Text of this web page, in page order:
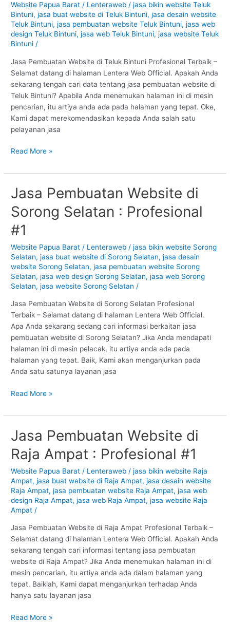
Website Papua Barat / Lenteraweb /jasa bikin website Teluk
Bintuni,jasa buat website di Teluk Bintuni,jasa desain website
Teluk Bintuni,jasa pembuatan website Teluk Bintuni,jasa web
design Teluk Bintuni,jasa web Teluk Bintuni,jasa website Teluk
Bintuni /
Jasa Pembuatan Website di Teluk Bintuni Profesional Terbaik –
Selamat datang di halaman Lentera Web Official. Apakah Anda
sekarang tengah cari data tentang jasa pembuatan website di
Teluk Bintuni? Apabila Anda menemukan halaman ini di mesin
pencarian, itu artiya anda ada pada halaman yang tepat. Oke,
Kami dapat merekomendasikan kepada Anda salah satu
pelayanan jasa
Teluk
Bintuni
:
Profesional
Read More »
Jasa Pembuatan Website di
Sorong Selatan : Profesional
#1
Website Papua Barat / Lenteraweb /jasa bikin website Sorong
Selatan,jasa buat website di Sorong Selatan,jasa desain
website Sorong Selatan,jasa pembuatan website Sorong
Selatan,jasa web design Sorong Selatan,jasa web Sorong
Selatan,jasa website Sorong Selatan /
Jasa Pembuatan Website di Sorong Selatan Profesional
Terbaik – Selamat datang di halaman Lentera Web Official.
Apa Anda sekarang sedang cari informasi berkaitan jasa
pembuatan website di Sorong Selatan? Jika Anda mendapati
halaman ini di mesin pelacak, itu artiya anda ada pada
halaman yang tepat. Baik, Kami akan menganjurkan pada
Anda satu satunya layanan jasa
Jasa
Pembuatan
Website
di
Sorong
Selatan
:
Profesional
#1
Read More »
Jasa Pembuatan Website di
Raja Ampat : Profesional #1
Website Papua Barat / Lenteraweb /jasa bikin website Raja
Ampat,jasa buat website di Raja Ampat,jasa desain website
Raja Ampat,jasa pembuatan website Raja Ampat,jasa web
design Raja Ampat,jasa web Raja Ampat,jasa website Raja
Ampat /
Jasa Pembuatan Website di Raja Ampat Profesional Terbaik –
Selamat datang di halaman Lentera Web Official. Apakah Anda
sekarang tengah cari informasi tentang jasa pembuatan
website di Raja Ampat? Jika Anda menemukan halaman ini di
mesin pencarian, itu artiya anda ada dalam halaman yang
tepat. Baiklah, Kami dapat menganjurkan terhadap Anda
hanya satu layanan jasa
Jasa
Pembuatan
Website
Raja
Ampat
:
Profesional
Read More »